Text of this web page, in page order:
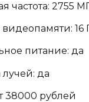
частота: 2755
16
питание: да
да
38000 рублей